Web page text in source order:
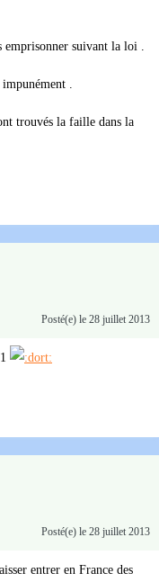
suivant la loi .
.
trouvés la faille dans la
Posté(e) le 28 juillet 2013
Posté(e) le 28 juillet 2013
entrer en France des